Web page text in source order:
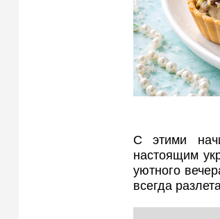
С этими
настоящим
уютного
всегда